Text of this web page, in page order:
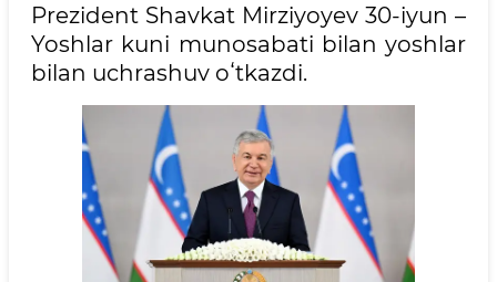
Prezident Shavkat Mirziyoyev 30-iyun –
Yoshlar kuni munosabati bilan yoshlar
bilan uchrashuv oʻtkazdi.